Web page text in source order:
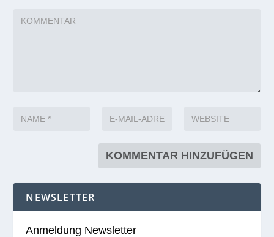
NEWSLETTER
Anmeldung Newsletter